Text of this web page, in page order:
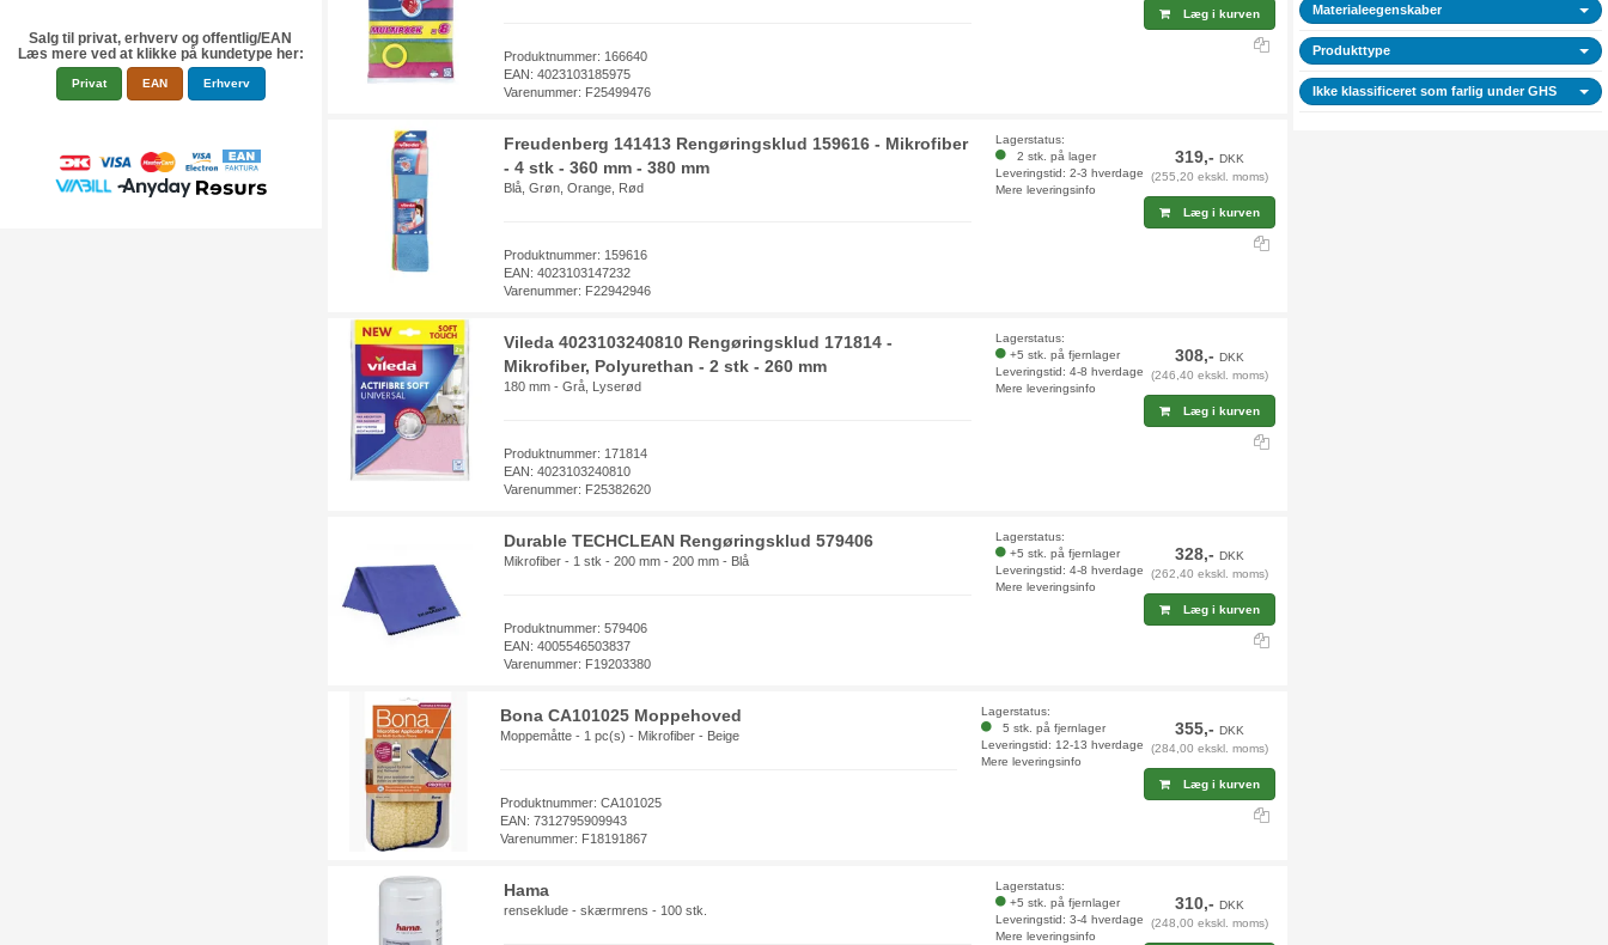
Salg til privat, erhverv og offentlig/EAN
Læs mere ved at klikke på kundetype her:
Privat EAN Erhverv
Materialeegenskaber
Produkttype
Ikke klassificeret som farlig under GHS
Produktnummer: 166640
EAN: 4023103185975
Varenummer: F25499476
Læg i kurven
Freudenberg 141413 Rengøringsklud 159616 - Mikrofiber
- 4 stk - 360 mm - 380 mm
Blå, Grøn, Orange, Rød
Produktnummer: 159616
EAN: 4023103147232
Varenummer: F22942946
Lagerstatus:
2 stk. på lager
Leveringstid: 2-3 hverdage
Mere leveringsinfo
319,-DKK
(255,20 ekskl. moms)
Læg i kurven
Vileda 4023103240810 Rengøringsklud 171814 -
Mikrofiber, Polyurethan - 2 stk - 260 mm
180 mm - Grå, Lyserød
Produktnummer: 171814
EAN: 4023103240810
Varenummer: F25382620
Lagerstatus:
+5 stk. på fjernlager
Leveringstid: 4-8 hverdage
Mere leveringsinfo
308,-DKK
(246,40 ekskl. moms)
Læg i kurven
Durable TECHCLEAN Rengøringsklud 579406
Mikrofiber - 1 stk - 200 mm - 200 mm - Blå
Produktnummer: 579406
EAN: 4005546503837
Varenummer: F19203380
Lagerstatus:
+5 stk. på fjernlager
Leveringstid: 4-8 hverdage
Mere leveringsinfo
328,-DKK
(262,40 ekskl. moms)
Læg i kurven
Bona CA101025 Moppehoved
Moppemåtte - 1 pc(s) - Mikrofiber - Beige
Produktnummer: CA101025
EAN: 7312795909943
Varenummer: F18191867
Lagerstatus:
5 stk. på fjernlager
Leveringstid: 12-13 hverdage
Mere leveringsinfo
355,-DKK
(284,00 ekskl. moms)
Læg i kurven
Hama
renseklude - skærmrens - 100 stk.
Lagerstatus:
+5 stk. på fjernlager
Leveringstid: 3-4 hverdage
Mere leveringsinfo
310,-DKK
(248,00 ekskl. moms)